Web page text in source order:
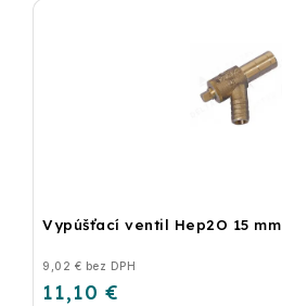
Vypúšťací ventil Hep2O 15 mm
9,02 € bez DPH
11,10 €